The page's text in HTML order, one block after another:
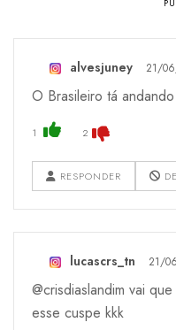
alvesjuney 21/
O Brasileiro tá
1 2
RESPONDER
lucascrs_tn 21/
@crisdiaslandim vai
esse cuspe kkk